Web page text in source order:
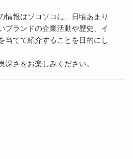
情報はソコソコに、日頃あまり
ブランドの企業活動や歴史、イ
当てて紹介することを目的にし
深さをお楽しみください。